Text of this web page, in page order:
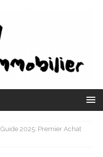
Guide 2025: Premier Achat